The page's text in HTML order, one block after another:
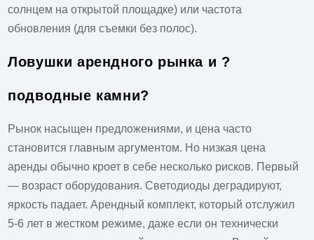
солнцем на открытой площадке) или частота
обновления (для съемки без полос).
Ловушки арендного рынка и ?
подводные камни?
Рынок насыщен предложениями, и цена часто
становится главным аргументом. Но низкая цена
аренды обычно кроет в себе несколько рисков. Первый
— возраст оборудования. Светодиоды деградируют,
яркость падает. Арендный комплект, который отслужил
5-6 лет в жестком режиме, даже если он технически